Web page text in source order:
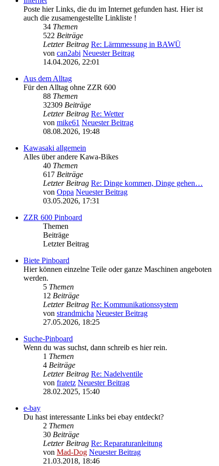
Poste hier Links, die du im Internet gefunden hast. Hier ist
auch die zusamengestellte Linkliste !
34 Themen
522 Beiträge
Letzter Beitrag Re: Lärmmessung in BAWÜ
von can2abi Neuester Beitrag
14.04.2026, 22:01
Aus dem Alltag
Für den Alltag ohne ZZR 600
88 Themen
32309 Beiträge
Letzter Beitrag Re: Wetter
von mike61 Neuester Beitrag
08.08.2026, 19:48
Kawasaki allgemein
Alles über andere Kawa-Bikes
40 Themen
617 Beiträge
Letzter Beitrag Re: Dinge kommen, Dinge gehen…
von Oppa Neuester Beitrag
03.05.2026, 17:31
ZZR 600 Pinboard
Themen
Beiträge
Letzter Beitrag
Biete Pinboard
Hier können einzelne Teile oder ganze Maschinen angeboten
werden.
5 Themen
12 Beiträge
Letzter Beitrag Re: Kommunikationssystem
von strandmicha Neuester Beitrag
27.05.2026, 18:25
Suche-Pinboard
Wenn du was suchst, dann schreib es hier rein.
1 Themen
4 Beiträge
Letzter Beitrag Re: Nadelventile
von fratetz Neuester Beitrag
28.02.2025, 15:40
e-bay
Du hast interessante Links bei ebay entdeckt?
2 Themen
30 Beiträge
Letzter Beitrag Re: Reparaturanleitung
von Mad-Dog Neuester Beitrag
21.03.2018, 18:46